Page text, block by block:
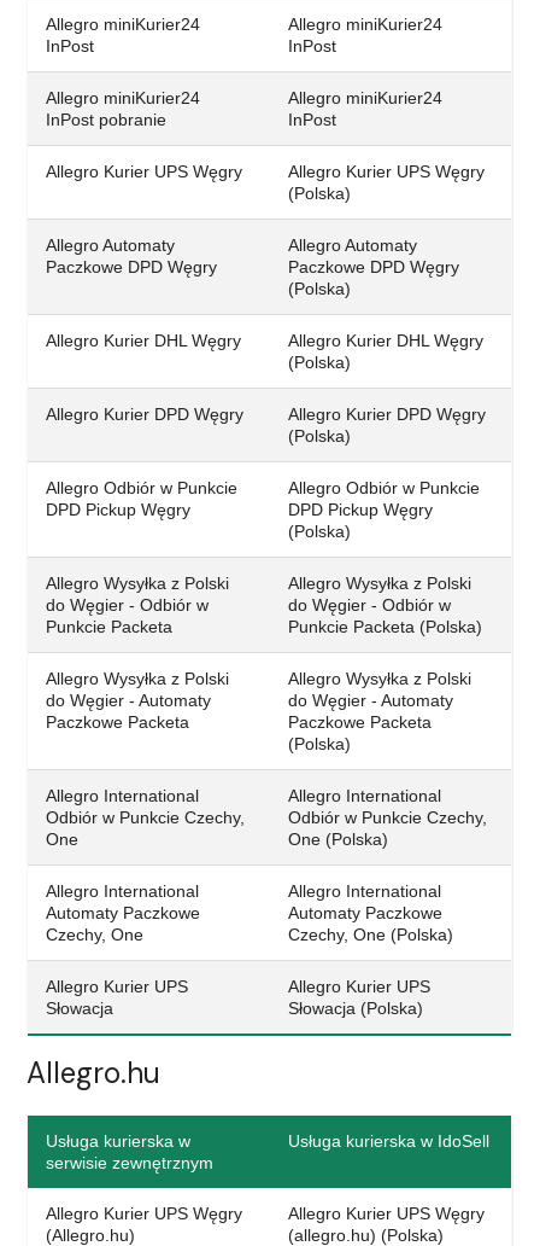
Allegro miniKurier24
InPost
Allegro miniKurier24
InPost
Allegro miniKurier24
InPost pobranie
Allegro miniKurier24
InPost
Allegro Kurier UPS Węgry
Allegro Kurier UPS Węgry
(Polska)
Allegro Automaty
Paczkowe DPD Węgry
Allegro Automaty
Paczkowe DPD Węgry
(Polska)
Allegro Kurier DHL Węgry
Allegro Kurier DHL Węgry
(Polska)
Allegro Kurier DPD Węgry
Allegro Kurier DPD Węgry
(Polska)
Allegro Odbiór w Punkcie
DPD Pickup Węgry
Allegro Odbiór w Punkcie
DPD Pickup Węgry
(Polska)
Allegro Wysyłka z Polski
do Węgier - Odbiór w
Punkcie Packeta
Allegro Wysyłka z Polski
do Węgier - Odbiór w
Punkcie Packeta (Polska)
Allegro Wysyłka z Polski
do Węgier - Automaty
Paczkowe Packeta
Allegro Wysyłka z Polski
do Węgier - Automaty
Paczkowe Packeta
(Polska)
Allegro International
Odbiór w Punkcie Czechy,
One
Allegro International
Odbiór w Punkcie Czechy,
One (Polska)
Allegro International
Automaty Paczkowe
Czechy, One
Allegro International
Automaty Paczkowe
Czechy, One (Polska)
Allegro Kurier UPS
Słowacja
Allegro Kurier UPS
Słowacja (Polska)
Allegro.hu
Usługa kurierska w
serwisie zewnętrznym
Usługa kurierska w IdoSell
Allegro Kurier UPS Węgry
(Allegro.hu)
Allegro Kurier UPS Węgry
(allegro.hu) (Polska)